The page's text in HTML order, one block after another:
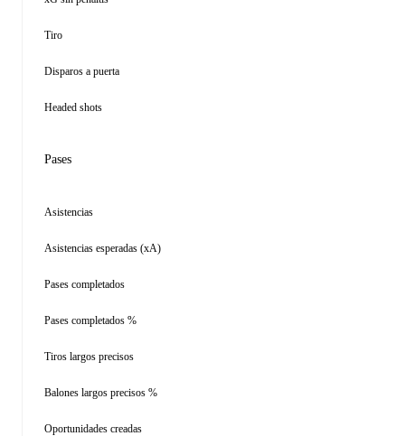
Tiro
Disparos a puerta
Headed shots
Pases
Asistencias
Asistencias esperadas (xA)
Pases completados
Pases completados %
Tiros largos precisos
Balones largos precisos %
Oportunidades creadas